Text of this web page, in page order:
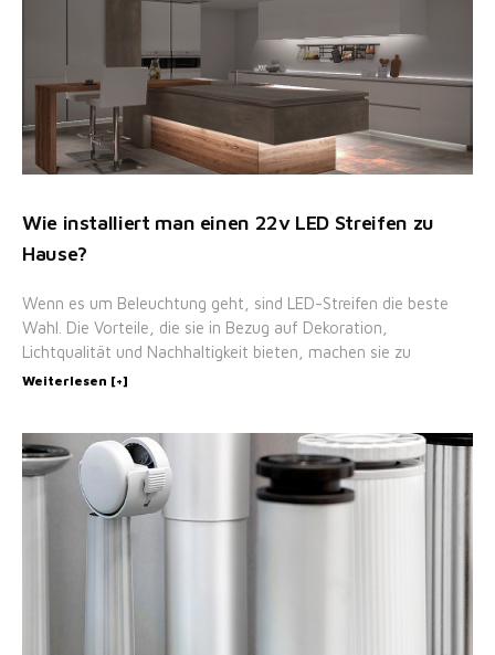
Wie installiert man einen 22v LED Streifen zu
Hause?
Wenn es um Beleuchtung geht, sind LED-Streifen die beste
Wahl. Die Vorteile, die sie in Bezug auf Dekoration,
Lichtqualität und Nachhaltigkeit bieten, machen sie zu
Weiterlesen [+]